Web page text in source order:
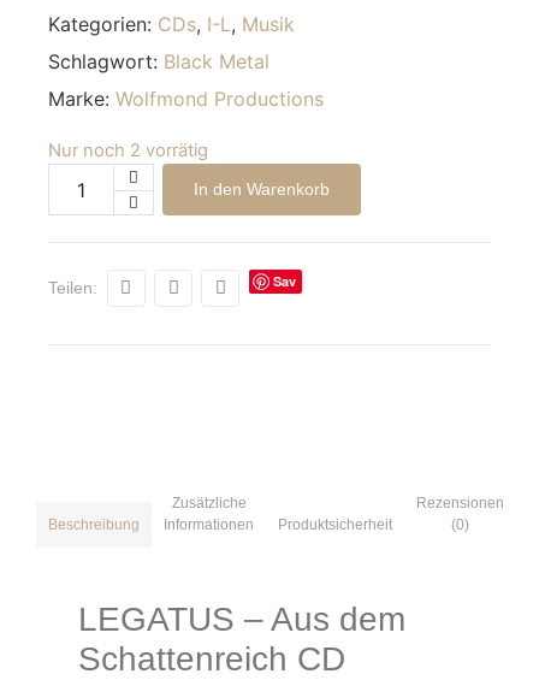
Kategorien: CDs, I-L, Musik
Schlagwort: Black Metal
Marke: Wolfmond Productions
Nur noch 2 vorrätig
In den Warenkorb
Alternative:
Teilen:
Sav
Beschreibung
Zusätzliche
Informationen
Produktsicherheit
Rezensionen
(0)
LEGATUS – Aus dem
Schattenreich CD